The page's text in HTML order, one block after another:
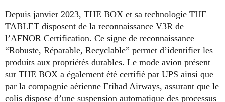
Depuis janvier 2023, THE BOX et sa technologie THE
TABLET disposent de la reconnaissance V3R de
l’AFNOR Certification. Ce signe de reconnaissance
“Robuste, Réparable, Recyclable” permet d’identifier les
produits aux propriétés durables. Le mode avion présent
sur THE BOX a également été certifié par UPS ainsi que
par la compagnie aérienne Etihad Airways, assurant que le
colis dispose d’une suspension automatique des processus